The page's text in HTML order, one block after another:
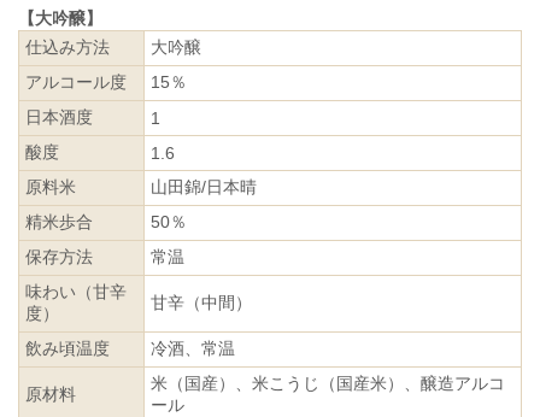
【大吟醸】
仕込み方法
大吟醸
アルコール度
15％
日本酒度
1
酸度
1.6
原料米
山田錦/日本晴
精米歩合
50％
保存方法
常温
味わい（甘辛
度）
甘辛（中間）
飲み頃温度 冷酒、常温
原材料
米（国産）、米こうじ（国産米）、醸造アルコ
ール